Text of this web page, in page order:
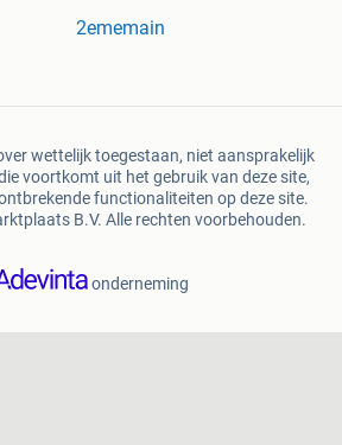
2ememain
wettelijk toegestaan, niet aansprakelijk
voortkomt uit het gebruik van deze site,
functionaliteiten op deze site.
B.V. Alle rechten voorbehouden.
onderneming